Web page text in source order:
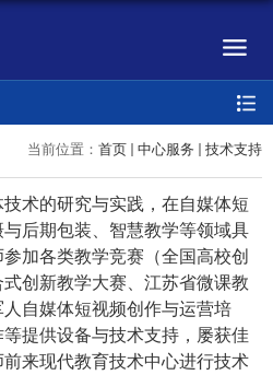
当前位置： 首页 中心服务 技术支持
术的研究与实践，在自媒体短
后期包装、智慧教学等领域具
加各类教学竞赛（全国高校创
创新教学大赛、江苏省微课教
自媒体短视频创作与运营培
提供设备与技术支持，屡获佳
来现代教育技术中心进行技术